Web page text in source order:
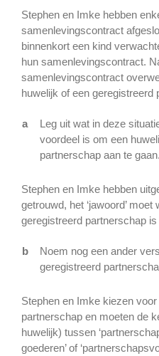
Stephen en Imke hebben
samenlevingscontract
binnenkort een kind
hun samenlevingscontract.
samenlevingscontract
huwelijk of een geregistreerd
a
Leg uit wat in deze
voordeel is om een
partnerschap aan te gaan.
Stephen en Imke hebben
getrouwd, het ‘jawoord’
geregistreerd partnerschap
b
Noem nog een ander
geregistreerd
Stephen en Imke kiezen
partnerschap en moeten de
huwelijk) tussen
goederen’ of